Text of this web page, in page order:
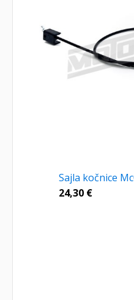
Sajla kočnice
24,30 €